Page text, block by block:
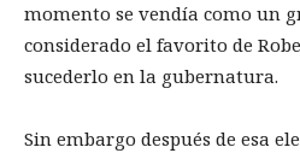
momento se vendía como un
considerado el favorito de
sucederlo en la gubernatura.
Sin embargo después de esa